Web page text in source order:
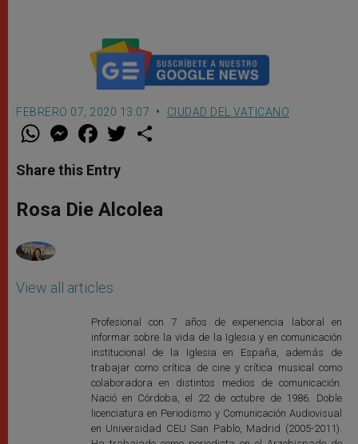
FEBRERO 07, 2020 13:07 CIUDAD DEL VATICANO
W
t
s
p
p
M
e
s
e
g
e
F
a
e
b
o
k
w
r
Share this Entry
Rosa Die Alcolea
View all articles
Profesional con 7 años de experiencia laboral en
informar sobre la vida de la Iglesia y en comunicación
institucional de la Iglesia en España, además de
trabajar como crítica de cine y crítica musical como
colaboradora en distintos medios de comunicación.
Nació en Córdoba, el 22 de octubre de 1986. Doble
licenciatura en Periodismo y Comunicación Audiovisual
en Universidad CEU San Pablo, Madrid (2005-2011).